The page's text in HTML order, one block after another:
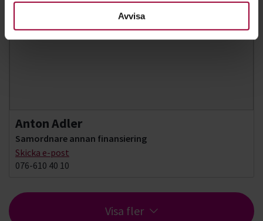
Avvisa
Anton Adler
Samordnare annan finansiering
Skicka e-post
076-610 40 10
Visa fler